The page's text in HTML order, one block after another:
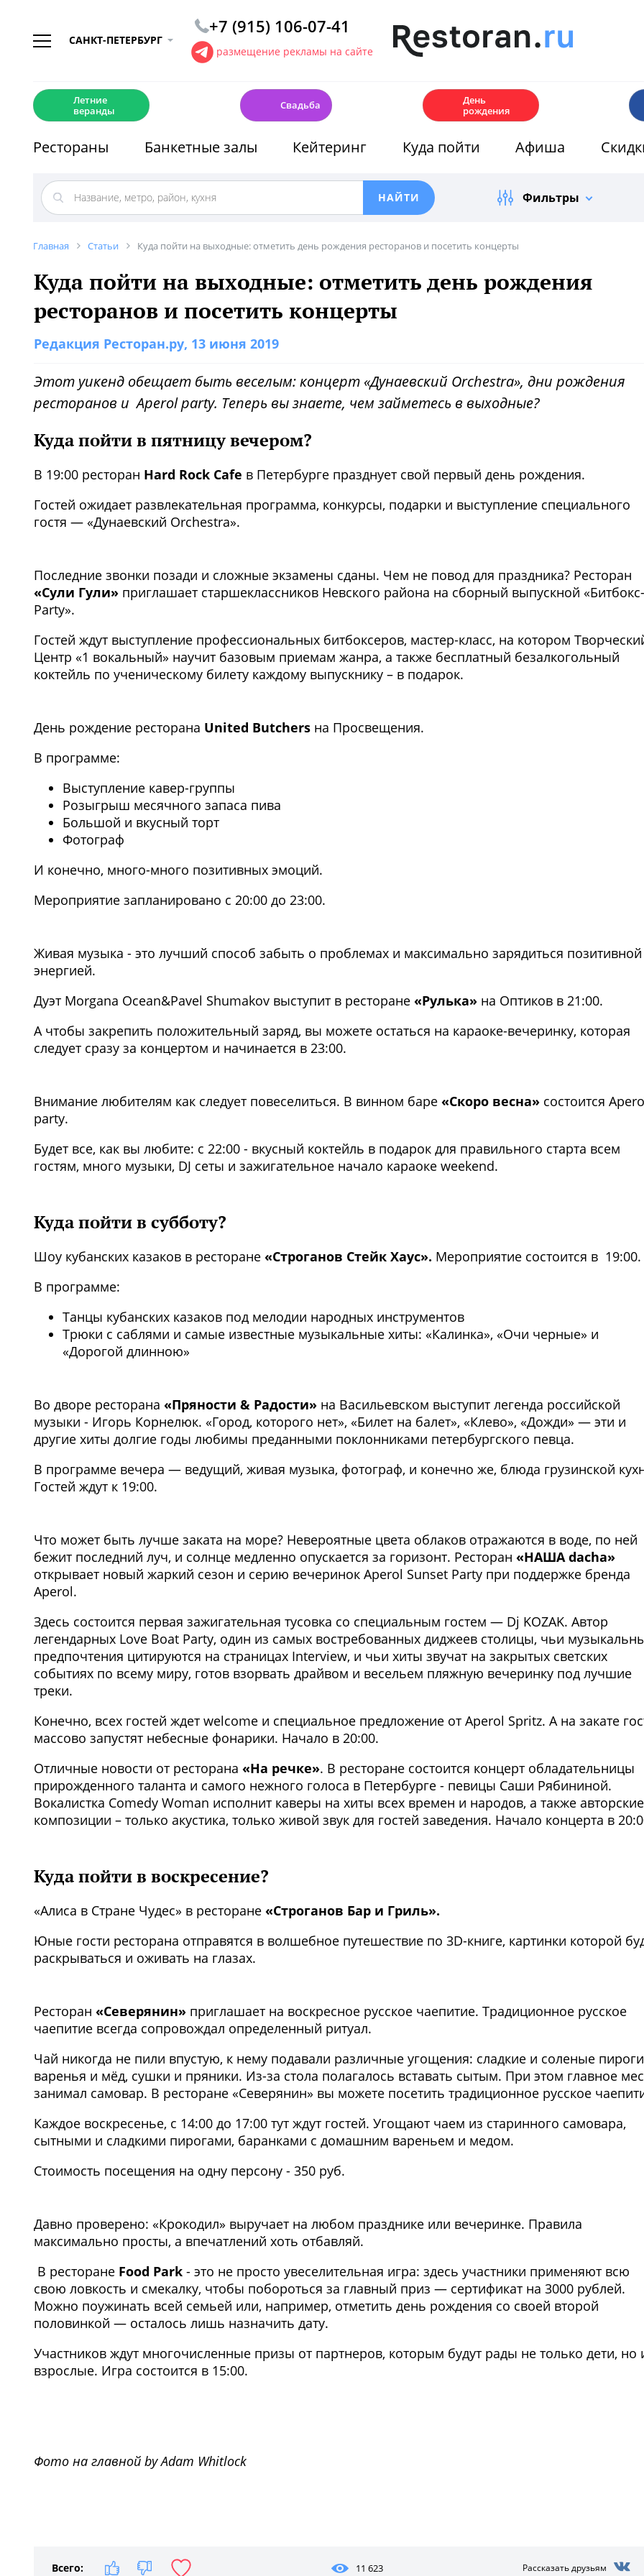
САНКТ-ПЕТЕРБУРГ
+7 (915) 106-07-41
размещение рекламы на сайте
Летние
веранды
Свадьба
День
рождения
Рестораны Банкетные залы Кейтеринг Куда пойти Афиша
Фильтры
Главная Статьи Куда пойти на выходные: отметить день рождения ресторанов и посетить концерты
Куда пойти на выходные: отметить день рождения
ресторанов и посетить концерты
Редакция Ресторан.ру, 13 июня 2019
Этот уикенд обещает быть веселым: концерт «Дунаевский Orchestra», дни рождения
ресторанов и Aperol party. Теперь вы знаете, чем займетесь в выходные?
Куда пойти в пятницу вечером?
В 19:00 ресторан Hard Rock Cafe в Петербурге празднует свой первый день рождения.
Гостей ожидает развлекательная программа, конкурсы, подарки и выступление специального
гостя — «Дунаевский Orchestra».
Последние звонки позади и сложные экзамены сданы. Чем не повод для праздника? Ресторан
«Сули Гули» приглашает старшеклассников Невского района на сборный выпускной «Битбокс-
Party».
Гостей ждут выступление профессиональных битбоксеров, мастер-класс, на котором
Центр «1 вокальный» научит базовым приемам жанра, а также бесплатный безалкогольный
коктейль по ученическому билету каждому выпускнику – в подарок.
День рождение ресторана United Butchers на Просвещения.
В программе:
Выступление кавер-группы
Розыгрыш месячного запаса пива
Большой и вкусный торт
Фотограф
И конечно, много-много позитивных эмоций.
Мероприятие запланировано с 20:00 до 23:00.
Живая музыка - это лучший способ забыть о проблемах и максимально зарядиться позитивной
энергией.
Дуэт Morgana Ocean&Pavel Shumakov выступит в ресторане «Рулька» на Оптиков в 21:00.
А чтобы закрепить положительный заряд, вы можете остаться на караоке-вечеринку, которая
следует сразу за концертом и начинается в 23:00.
Внимание любителям как следует повеселиться. В винном баре «Скоро весна» состоится
party.
Будет все, как вы любите: с 22:00 - вкусный коктейль в подарок для правильного старта всем
гостям, много музыки, DJ сеты и зажигательное начало караоке weekend.
Куда пойти в субботу?
Шоу кубанских казаков в ресторане «Строганов Стейк Хаус». Мероприятие состоится в 19:00.
В программе:
Танцы кубанских казаков под мелодии народных инструментов
Трюки с саблями и самые известные музыкальные хиты: «Калинка», «Очи черные» и
«Дорогой длинною»
1 /2
Во дворе ресторана «Пряности & Радости» на Васильевском выступит легенда российской
музыки - Игорь Корнелюк. «Город, которого нет», «Билет на балет», «Клево», «Дожди» — эти и
другие хиты долгие годы любимы преданными поклонниками петербургского певца.
В программе вечера — ведущий, живая музыка, фотограф, и конечно же, блюда грузинской
Гостей ждут к 19:00.
Что может быть лучше заката на море? Невероятные цвета облаков отражаются в воде, по ней
бежит последний луч, и солнце медленно опускается за горизонт. Ресторан «НАША dacha»
открывает новый жаркий сезон и серию вечеринок Aperol Sunset Party при поддержке бренда
Aperol.
Здесь состоится первая зажигательная тусовка со специальным гостем — Dj KOZAK. Автор
легендарных Love Boat Party, один из самых востребованных диджеев столицы, чьи
предпочтения цитируются на страницах Interview, и чьи хиты звучат на закрытых светских
событиях по всему миру, готов взорвать драйвом и весельем пляжную вечеринку под лучшие
треки.
Конечно, всех гостей ждет welcome и специальное предложение от Aperol Spritz. А на закате
массово запустят небесные фонарики. Начало в 20:00.
Отличные новости от ресторана «На речке». В ресторане состоится концерт обладательницы
прирожденного таланта и самого нежного голоса в Петербурге - певицы Саши Рябининой.
Вокалистка Comedy Woman исполнит каверы на хиты всех времен и народов, а также авторские
композиции – только акустика, только живой звук для гостей заведения. Начало концерта в
Фото предоставлены
Куда пойти в воскресение?
«Алиса в Стране Чудес» в ресторане «Строганов Бар и Гриль».
Юные гости ресторана отправятся в волшебное путешествие по 3D-книге, картинки которой
раскрываться и оживать на глазах.
1/2
Ресторан «Северянин» приглашает на воскресное русское чаепитие. Традиционное русское
чаепитие всегда сопровождал определенный ритуал.
Чай никогда не пили впустую, к нему подавали различные угощения: сладкие и соленые
варенья и мёд, сушки и пряники. Из-за стола полагалось вставать сытым. При этом главное
занимал самовар. В ресторане «Северянин» вы можете посетить традиционное русское
Каждое воскресенье, с 14:00 до 17:00 тут ждут гостей. Угощают чаем из старинного самовара,
сытными и сладкими пирогами, баранками с домашним вареньем и медом.
Стоимость посещения на одну персону - 350 руб.
Давно проверено: «Крокодил» выручает на любом празднике или вечеринке. Правила
максимально просты, а впечатлений хоть отбавляй.
В ресторане Food Park - это не просто увеселительная игра: здесь участники применяют всю
свою ловкость и смекалку, чтобы побороться за главный приз ― сертификат на 3000 рублей.
Можно поужинать всей семьей или, например, отметить день рождения со своей второй
половинкой ― осталось лишь назначить дату.
Участников ждут многочисленные призы от партнеров, которым будут рады не только дети, но
взрослые. Игра состоится в 15:00.
Фото на главной by Adam Whitlock
Всего: 11 623 Рассказать друзьям